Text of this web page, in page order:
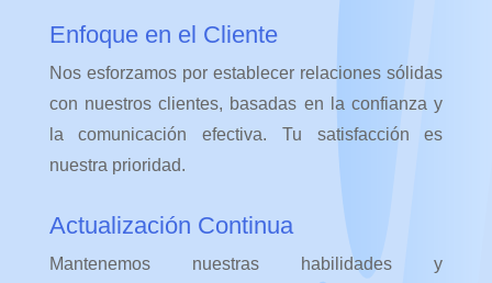
Enfoque en el Cliente
Nos esforzamos por establecer relaciones sólidas
con nuestros clientes, basadas en la confianza y
la comunicación efectiva. Tu satisfacción es
nuestra prioridad.
Actualización Continua
Mantenemos nuestras habilidades y